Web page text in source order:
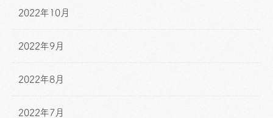
2022年10月
2022年9月
2022年8月
2022年7月